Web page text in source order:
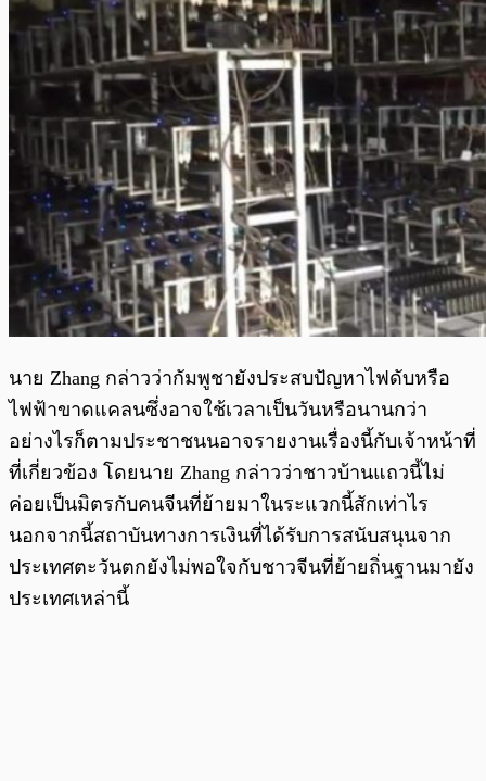
นาย Zhang กล่าวว่ากัมพูชายังประสบปัญหาไฟดับหรือ
ไฟฟ้าขาดแคลนซึ่งอาจใช้เวลาเป็นวันหรือนานกว่า
อย่างไรก็ตามประชาชนนอาจรายงานเรื่องนี้กับเจ้าหน้าที่
ที่เกี่ยวข้อง โดยนาย Zhang กล่าวว่าชาวบ้านแถวนี้ไม่
ค่อยเป็นมิตรกับคนจีนที่ย้ายมาในระแวกนี้สักเท่าไร
นอกจากนี้สถาบันทางการเงินที่ได้รับการสนับสนุนจาก
ประเทศตะวันตกยังไม่พอใจกับชาวจีนที่ย้ายถิ่นฐานมายัง
ประเทศเหล่านี้